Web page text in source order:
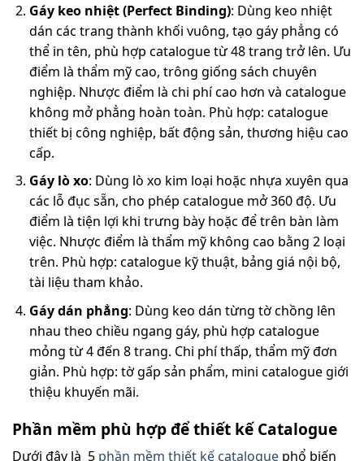
Gáy keo nhiệt (Perfect Binding): Dùng keo nhiệt
dán các trang thành khối vuông, tạo gáy phẳng có
thể in tên, phù hợp catalogue từ 48 trang trở lên. Ưu
điểm là thẩm mỹ cao, trông giống sách chuyên
nghiệp. Nhược điểm là chi phí cao hơn và catalogue
không mở phẳng hoàn toàn. Phù hợp: catalogue
thiết bị công nghiệp, bất động sản, thương hiệu cao
cấp.
Gáy lò xo: Dùng lò xo kim loại hoặc nhựa xuyên qua
các lỗ đục sẵn, cho phép catalogue mở 360 độ. Ưu
điểm là tiện lợi khi trưng bày hoặc để trên bàn làm
việc. Nhược điểm là thẩm mỹ không cao bằng 2 loại
trên. Phù hợp: catalogue kỹ thuật, bảng giá nội bộ,
tài liệu tham khảo.
Gáy dán phẳng: Dùng keo dán từng tờ chồng lên
nhau theo chiều ngang gáy, phù hợp catalogue
mỏng từ 4 đến 8 trang. Chi phí thấp, thẩm mỹ đơn
giản. Phù hợp: tờ gấp sản phẩm, mini catalogue giới
thiệu khuyến mãi.
Phần mềm phù hợp để thiết kế Catalogue
Dưới đây là 5 phần mềm thiết kế catalogue phổ biến